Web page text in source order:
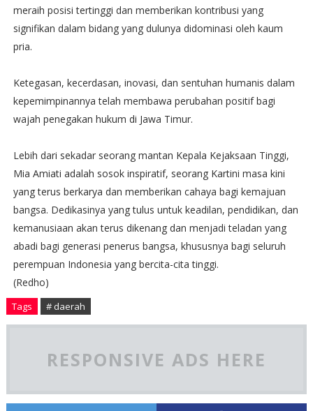
meraih posisi tertinggi dan memberikan kontribusi yang
signifikan dalam bidang yang dulunya didominasi oleh kaum
pria.
Ketegasan, kecerdasan, inovasi, dan sentuhan humanis dalam
kepemimpinannya telah membawa perubahan positif bagi
wajah penegakan hukum di Jawa Timur.
Lebih dari sekadar seorang mantan Kepala Kejaksaan Tinggi,
Mia Amiati adalah sosok inspiratif, seorang Kartini masa kini
yang terus berkarya dan memberikan cahaya bagi kemajuan
bangsa. Dedikasinya yang tulus untuk keadilan, pendidikan, dan
kemanusiaan akan terus dikenang dan menjadi teladan yang
abadi bagi generasi penerus bangsa, khususnya bagi seluruh
perempuan Indonesia yang bercita-cita tinggi.
(Redho)
Tags # daerah
RESPONSIVE ADS HERE